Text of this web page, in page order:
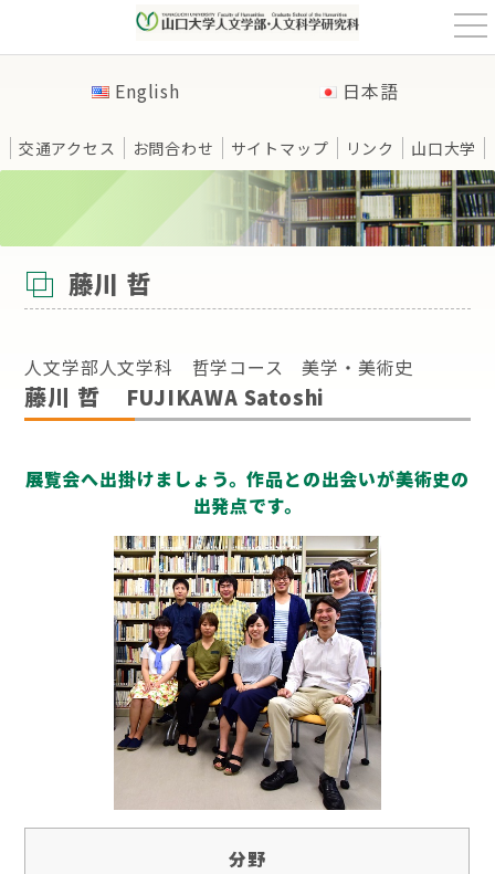
t
o
g
v
i
g
a
t
i
English 日本語
交通アクセス お問合わせ サイトマップ リンク 山口大学
>教員紹介 >哲学コース >藤川 哲
藤川 哲
人文学部人文学科 哲学コース 美学・美術史
藤川 哲 FUJIKAWA Satoshi
展覧会へ出掛けましょう。作品との出会いが美術史の
出発点です。
分野